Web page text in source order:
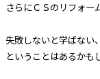
さらにＣＳのリフォー
失敗しないと学ばない、
ということはあるかも